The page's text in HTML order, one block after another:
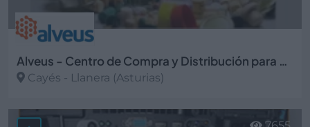
Alveus - Centro de Compra y Distribución para el Envasado
Cayés - Llanera (Asturias)
Ver más